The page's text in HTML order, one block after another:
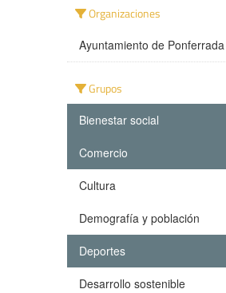
Organizaciones
Ayuntamiento de Ponferrada
Grupos
Bienestar social
Comercio
Cultura
Demografía y población
Deportes
Desarrollo sostenible